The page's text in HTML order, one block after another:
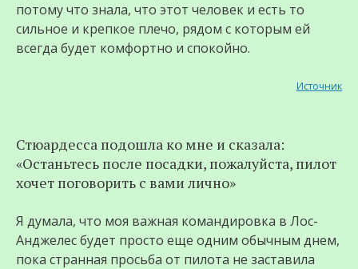
потому что знала, что этот человек и есть то
сильное и крепкое плечо, рядом с которым ей
всегда будет комфортно и спокойно.
Источник
Стюардесса подошла ко мне и сказала:
«Останьтесь после посадки, пожалуйста, пилот
хочет поговорить с вами лично»
Я думала, что моя важная командировка в Лос-
Анджелес будет просто еще одним обычным днем,
пока странная просьба от пилота не заставила